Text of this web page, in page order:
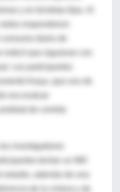
indicó que siguieran con
Araya, que uno de
investigadores